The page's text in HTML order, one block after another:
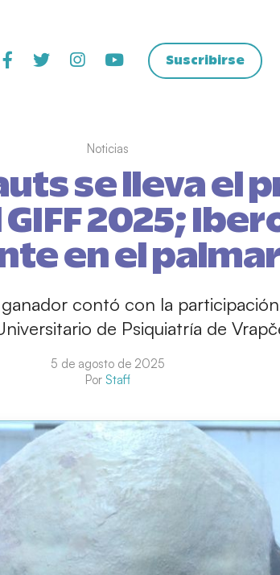
Suscribirse
Noticias
se lleva el
2025;
en el
contó con la
de Psiquiatría de
5 de agosto de 2025
Por Staff